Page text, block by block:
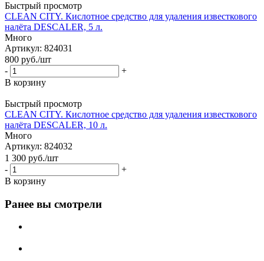
Быстрый просмотр
CLEAN CITY. Кислотное средство для удаления известкового
налёта DESCALER, 5 л.
Много
Артикул: 824031
800 руб./шт
-
+
В корзину
Быстрый просмотр
CLEAN CITY. Кислотное средство для удаления известкового
налёта DESCALER, 10 л.
Много
Артикул: 824032
1 300 руб./шт
-
+
В корзину
Ранее вы смотрели